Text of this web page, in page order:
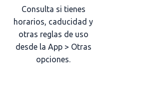
Consulta si tienes
horarios, caducidad y
otras reglas de uso
desde la App > Otras
opciones.